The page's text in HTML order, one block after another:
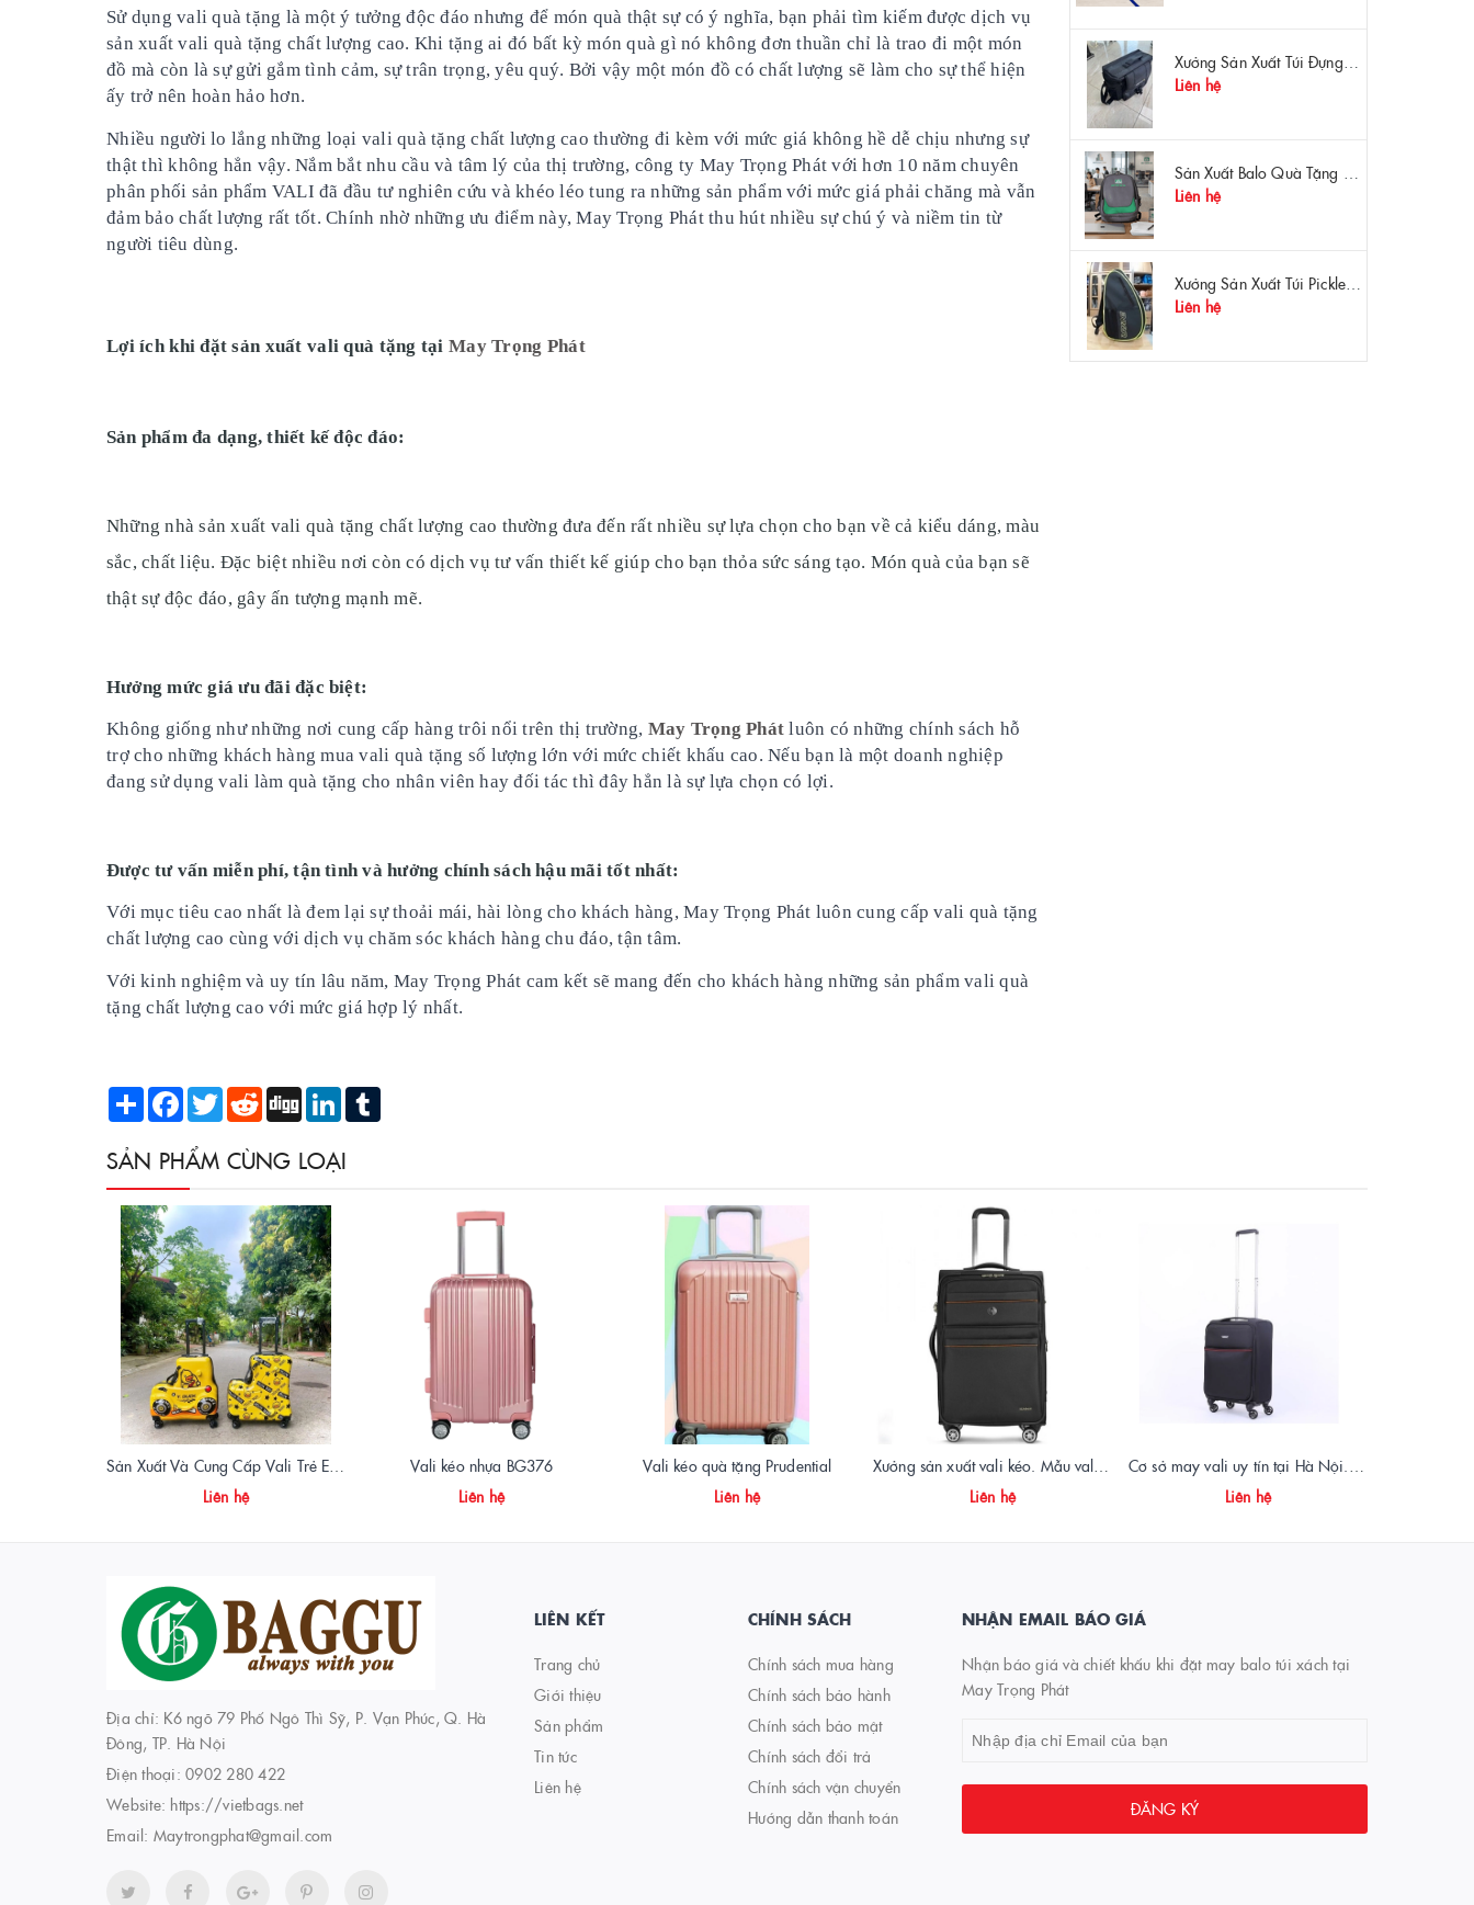
Sử dụng vali quà tặng là một ý tưởng độc đáo nhưng để món quà thật sự có ý nghĩa, bạn phải tìm kiếm được dịch vụ
sản xuất vali quà tặng chất lượng cao. Khi tặng ai đó bất kỳ món quà gì nó không đơn thuần chỉ là trao đi một món
đồ mà còn là sự gửi gắm tình cảm, sự trân trọng, yêu quý. Bởi vậy một món đồ có chất lượng sẽ làm cho sự thể hiện
ấy trở nên hoàn hảo hơn.
Nhiều người lo lắng những loại vali quà tặng chất lượng cao thường đi kèm với mức giá không hề dễ chịu nhưng sự
thật thì không hẳn vậy. Nắm bắt nhu cầu và tâm lý của thị trường, công ty May Trọng Phát với hơn 10 năm chuyên
phân phối sản phẩm VALI đã đầu tư nghiên cứu và khéo léo tung ra những sản phẩm với mức giá phải chăng mà vẫn
đảm bảo chất lượng rất tốt. Chính nhờ những ưu điểm này, May Trọng Phát thu hút nhiều sự chú ý và niềm tin từ
người tiêu dùng.
Lợi ích khi đặt sản xuất vali quà tặng tạiMay Trọng Phát
Sản phẩm đa dạng, thiết kế độc đáo:
Những nhà sản xuất vali quà tặng chất lượng cao thường đưa đến rất nhiều sự lựa chọn cho bạn về cả kiểu dáng, màu
sắc, chất liệu. Đặc biệt nhiều nơi còn có dịch vụ tư vấn thiết kế giúp cho bạn thỏa sức sáng tạo. Món quà của bạn sẽ
thật sự độc đáo, gây ấn tượng mạnh mẽ.
Hưởng mức giá ưu đãi đặc biệt:
Không giống như những nơi cung cấp hàng trôi nổi trên thị trường, May Trọng Phát luôn có những chính sách hỗ
trợ cho những khách hàng mua vali quà tặng số lượng lớn với mức chiết khấu cao. Nếu bạn là một doanh nghiệp
đang sử dụng vali làm quà tặng cho nhân viên hay đối tác thì đây hẳn là sự lựa chọn có lợi.
Được tư vấn miễn phí, tận tình và hưởng chính sách hậu mãi tốt nhất:
Với mục tiêu cao nhất là đem lại sự thoải mái, hài lòng cho khách hàng, May Trọng Phát luôn cung cấp vali quà tặng
chất lượng cao cùng với dịch vụ chăm sóc khách hàng chu đáo, tận tâm.
Với kinh nghiệm và uy tín lâu năm, May Trọng Phát cam kết sẽ mang đến cho khách hàng những sản phẩm vali quà
tặng chất lượng cao với mức giá hợp lý nhất.
Share Facebook
Twitter Reddit Digg LinkedIn
Xưởng Sản Xuất Túi Đựng Máy Đo OTDR Chất Lượng – Chống Va Đập, Giá Tận Xưởng
Liên hệ
Sản Xuất Balo Quà Tặng Dược Phẩm Hoa Linh - Giá Gốc Tại Xưởng
Liên hệ
Xưởng Sản Xuất Túi Pickleball Theo Yêu Cầu – Chất Lượng, Bền Bỉ, Thiết Kế Độc Quyền
Liên hệ
SẢN PHẨM CÙNG LOẠI
Sản Xuất Và Cung Cấp Vali Trẻ Em – Mẫu Mã Ngộ Nghĩnh, An Toàn, Giá Tận Xưởng
Liên hệ
Vali kéo nhựa BG376
Liên hệ
Vali kéo quà tặng Prudential
Liên hệ
Xưởng sản xuất vali kéo. Mẫu vali kéo quà tặng BG214
Liên hệ
Cơ sở may vali uy tín tại Hà Nội. Mẫu vali kéo đẹp
Liên hệ
Địa chỉ: K6 ngõ 79 Phố Ngô Thì Sỹ, P. Vạn Phúc, Q. Hà
Đông, TP. Hà Nội
Điện thoại: 0902 280 422
Website: https://vietbags.net
Email: Maytrongphat@gmail.com
LIÊN KẾT
Trang chủ
Giới thiệu
Sản phẩm
Tin tức
Liên hệ
CHÍNH SÁCH
Chính sách mua hàng
Chính sách bảo hành
Chính sách bảo mật
Chính sách đổi trả
Chính sách vận chuyển
Hướng dẫn thanh toán
NHẬN EMAIL BÁO GIÁ
Nhận báo giá và chiết khấu khi đặt may balo túi xách tại
May Trọng Phát
ĐĂNG KÝ